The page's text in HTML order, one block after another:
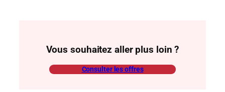
Vous souhaitez aller plus loin ?
Consulter les offres